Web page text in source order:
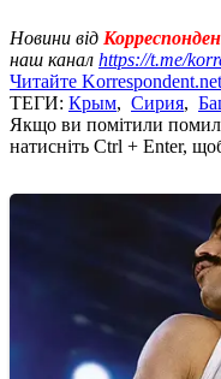
Новини від
наш канал https://t.me/
Читайте
ТЕГИ: Крым, Сирия,
Якщо ви помітили
натисніть Ctrl + Enter,